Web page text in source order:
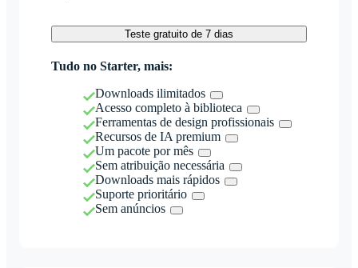
Teste gratuito de 7 dias
Tudo no Starter, mais:
Downloads ilimitados
Acesso completo à biblioteca
Ferramentas de design profissionais
Recursos de IA premium
Um pacote por mês
Sem atribuição necessária
Downloads mais rápidos
Suporte prioritário
Sem anúncios